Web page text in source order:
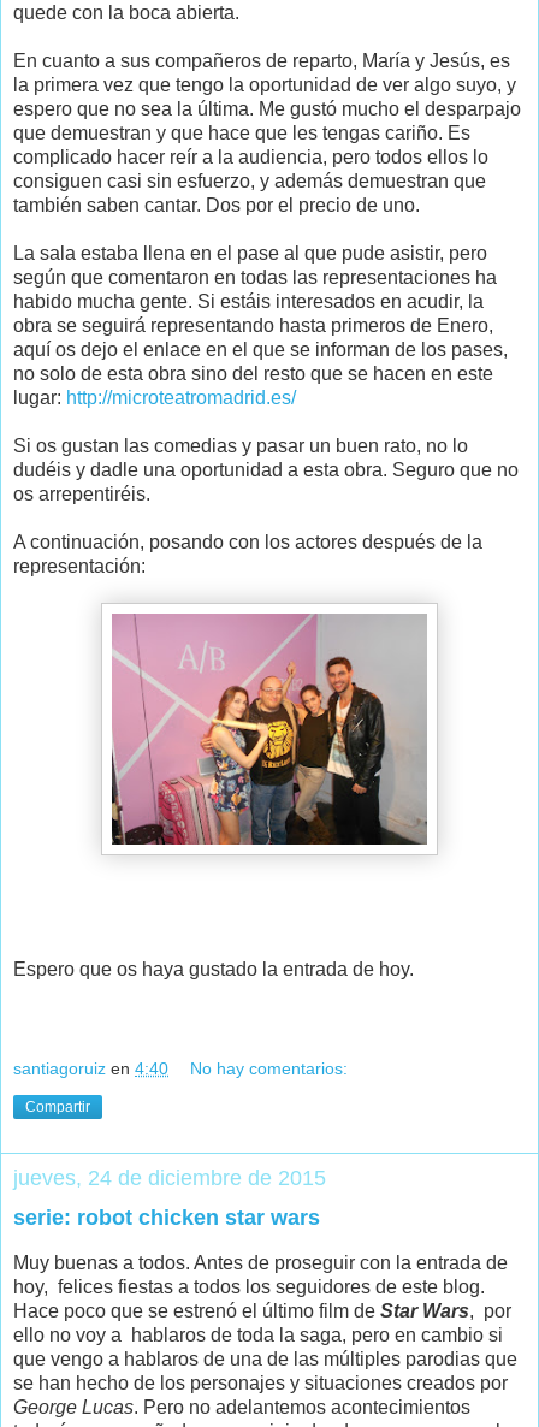
quede con la boca abierta.
En cuanto a sus compañeros de reparto, María y Jesús, es
la primera vez que tengo la oportunidad de ver algo suyo, y
espero que no sea la última. Me gustó mucho el desparpajo
que demuestran y que hace que les tengas cariño. Es
complicado hacer reír a la audiencia, pero todos ellos lo
consiguen casi sin esfuerzo, y además demuestran que
también saben cantar. Dos por el precio de uno.
La sala estaba llena en el pase al que pude asistir, pero
según que comentaron en todas las representaciones ha
habido mucha gente. Si estáis interesados en acudir, la
obra se seguirá representando hasta primeros de Enero,
aquí os dejo el enlace en el que se informan de los pases,
no solo de esta obra sino del resto que se hacen en este
lugar: http://microteatromadrid.es/
Si os gustan las comedias y pasar un buen rato, no lo
dudéis y dadle una oportunidad a esta obra. Seguro que no
os arrepentiréis.
A continuación, posando con los actores después de la
representación:
Espero que os haya gustado la entrada de hoy.
santiagoruiz en 4:40 No hay comentarios:
Compartir
jueves, 24 de diciembre de 2015
serie: robot chicken star wars
Muy buenas a todos. Antes de proseguir con la entrada de
hoy, felices fiestas a todos los seguidores de este blog.
Hace poco que se estrenó el último film de Star Wars, por
ello no voy a hablaros de toda la saga, pero en cambio si
que vengo a hablaros de una de las múltiples parodias que
se han hecho de los personajes y situaciones creados por
George Lucas. Pero no adelantemos acontecimientos